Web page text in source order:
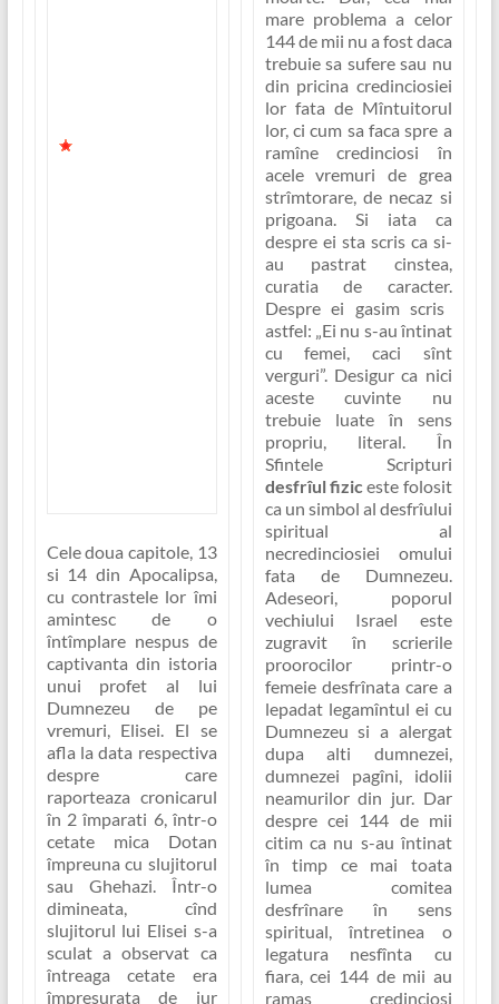
În capitolul 13
Cele doua capitole, 13
si 14 din Apocalipsa,
cu contrastele lor îmi
amintesc de o
întîmplare nespus de
captivanta din istoria
unui profet al lui
Dumnezeu de pe
vremuri, Elisei. El se
afla la data respectiva
despre care
raporteaza cronicarul
în 2 împarati 6, într-o
cetate mica Dotan
împreuna cu slujitorul
sau Ghehazi. Într-o
dimineata, cînd
slujitorul lui Elisei s-a
sculat a observat ca
întreaga cetate era
împresurata de jur
mare problema a celor
144 de mii nu a fost daca
trebuie sa sufere sau nu
din pricina credinciosiei
lor fata de Mîntuitorul
lor, ci cum sa faca spre a
ramîne credinciosi în
acele vremuri de grea
strîmtorare, de necaz si
prigoana. Si iata ca
despre ei sta scris ca si-
au pastrat cinstea,
curatia de caracter.
Despre ei gasim scris
astfel: „Ei nu s-au întinat
cu femei, caci sînt
verguri”. Desigur ca nici
aceste cuvinte nu
trebuie luate în sens
propriu, literal. În
Sfintele Scripturi
desfrîul fiziceste folosit
ca un simbol al desfrîului
spiritual al
necredinciosiei omului
fata de Dumnezeu.
Adeseori, poporul
vechiului Israel este
zugravit în scrierile
proorocilor printr-o
femeie desfrînata care a
lepadat legamîntul ei cu
Dumnezeu si a alergat
dupa alti dumnezei,
dumnezei pagîni, idolii
neamurilor din jur. Dar
despre cei 144 de mii
citim ca nu s-au întinat
în timp ce mai toata
lumea comitea
desfrînare în sens
spiritual, întretinea o
legatura nesfînta cu
fiara,cei 144 de mii au
ramas credinciosi